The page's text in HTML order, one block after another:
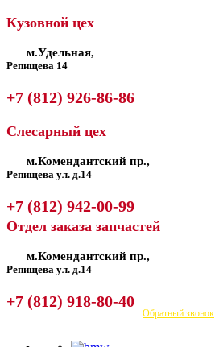
Кузовной цех
м.Удельная,
Репищева 14
+7 (812) 926-86-86
Слесарный цех
м.Комендантский пр.,
Репищева ул. д.14
+7 (812) 942-00-99
Отдел заказа запчастей
м.Комендантский пр.,
Репищева ул. д.14
+7 (812) 918-80-40
Посмотреть на карте Обратный звонок